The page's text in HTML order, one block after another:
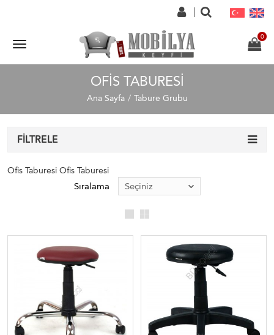
OFIS TABURESI
Ana Sayfa Tabure Grubu
FILTRELE
Ofis Taburesi Ofis Taburesi
Sıralama